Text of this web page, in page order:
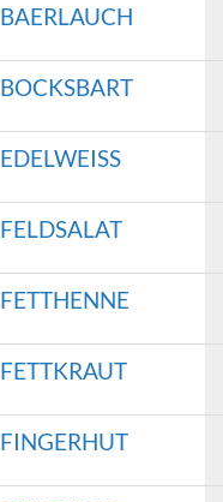
BAERLAUCH
BOCKSBART
EDELWEISS
FELDSALAT
FETTHENNE
FETTKRAUT
FINGERHUT